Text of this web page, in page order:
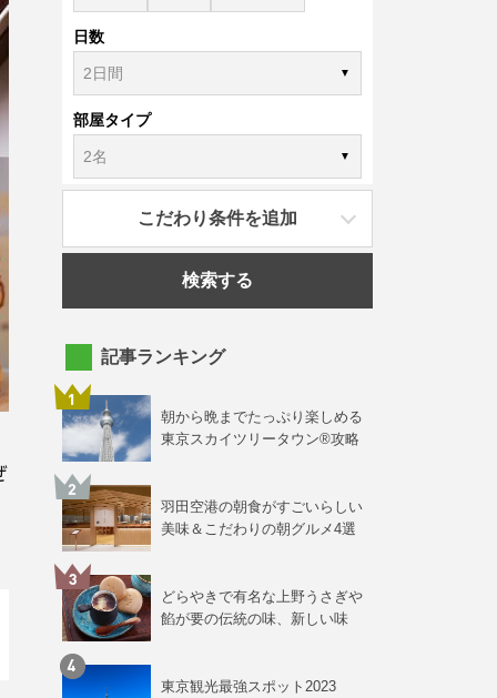
日数
部屋タイプ
こだわり条件を追加
検索する
記事ランキング
朝から晩までたっぷり楽しめる
東京スカイツリータウン®攻略
羽田空港の朝食がすごいらしい
美味＆こだわりの朝グルメ4選
どらやきで有名な上野うさぎや
餡が要の伝統の味、新しい味
東京観光最強スポット2023